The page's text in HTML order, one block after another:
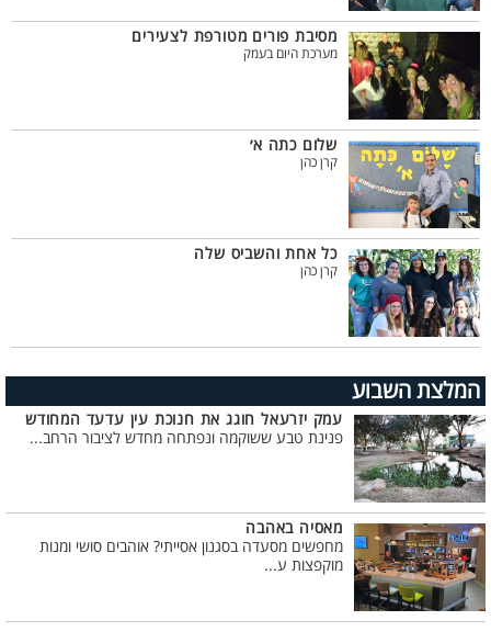
מסיבת פורים מטורפת לצעירים
מערכת היום בעמק
שלום כתה א׳
קרן כהן
כל אחת והשביס שלה
קרן כהן
המלצת השבוע
עמק יזרעאל חוגג את חנוכת עין עדעד המחודש
פנינת טבע ששוקמה ונפתחה מחדש לציבור הרחב...
מאסיה באהבה
מחפשים מסעדה בסגנון אסייתי? אוהבים סושי ומנות
מוקפצות ע...